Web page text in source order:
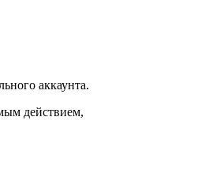
аккаунта.
действием,